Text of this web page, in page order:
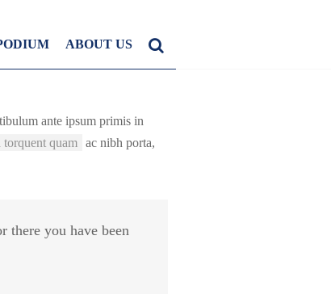
ABOUT US
ante ipsum primis in
quam ac nibh porta,
there you have been